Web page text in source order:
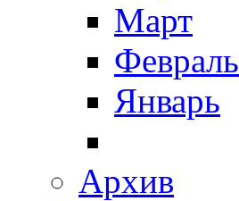
Март
Февраль
Январь
Архив